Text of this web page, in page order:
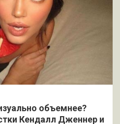
объемнее?
Кендалл Дженнер и